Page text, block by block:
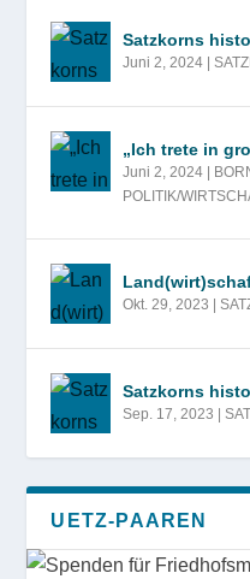
Satzkorns
Juni 2, 2024 |
„Ich trete in
Juni 2, 2024
POLITIK/
Okt. 29, 2023 |
Satzkorns
Sep. 17, 2023 |
UETZ-PAAREN